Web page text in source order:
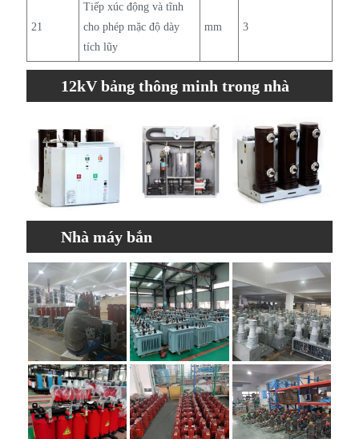
21
Tiếp xúc động và tĩnh
cho phép mặc độ dày
tích lũy
mm 3
12kV bảng thông minh trong nhà
Nhà máy bắn